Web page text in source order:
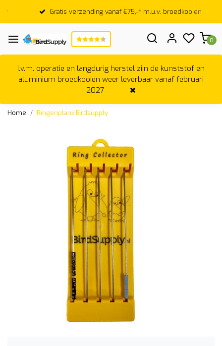
Gratis verzending vanaf €75,-* m.u.v. broedkooien
0
I.v.m. operatie en langdurig herstel zijn de kunststof en
aluminium broedkooien weer leverbaar vanaf februari
2027
Home Ringenplank Birdsupply